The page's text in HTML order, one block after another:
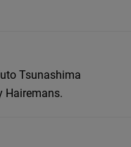
Tsunashima
Hairemans.